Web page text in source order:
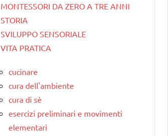
MONTESSORI DA ZERO A TRE ANNI
STORIA
SVILUPPO SENSORIALE
VITA PRATICA
cucinare
cura dell'ambiente
cura di sè
esercizi preliminari e movimenti
elementari